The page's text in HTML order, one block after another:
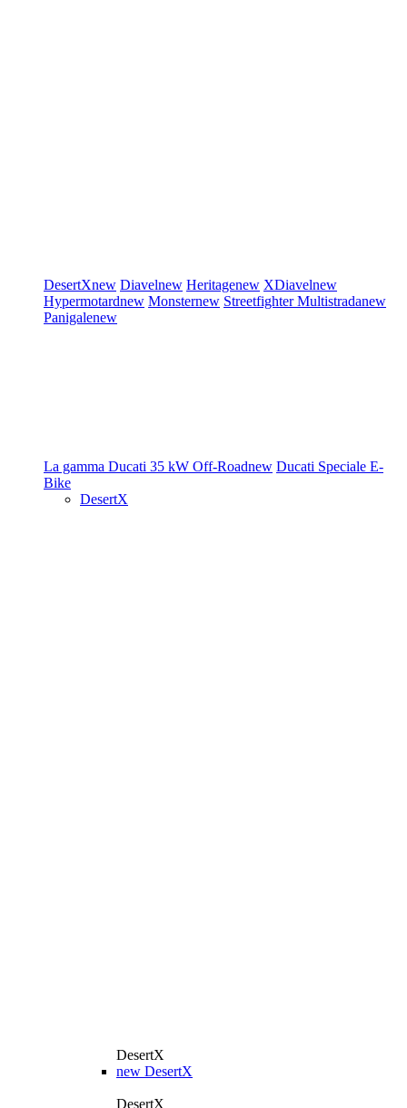
DesertXnew Diavelnew Heritagenew XDiavelnew
Hypermotardnew Monsternew StreetfighterMultistradanew
Panigalenew
La gamma Ducati 35 kW Off-Roadnew Ducati Speciale E-
Bike
DesertX
DesertX
new DesertX
DesertX